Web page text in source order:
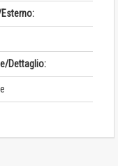
Dettaglio: